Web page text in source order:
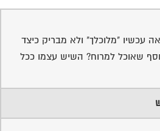
"מלוכלך" ולא מבריק כיצד
שאוכל למרוח? השיש עצמו ככל